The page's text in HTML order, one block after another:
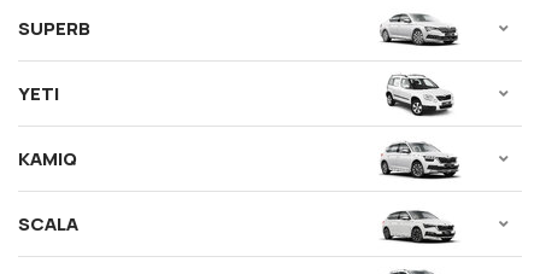
SUPERB
YETI
KAMIQ
SCALA